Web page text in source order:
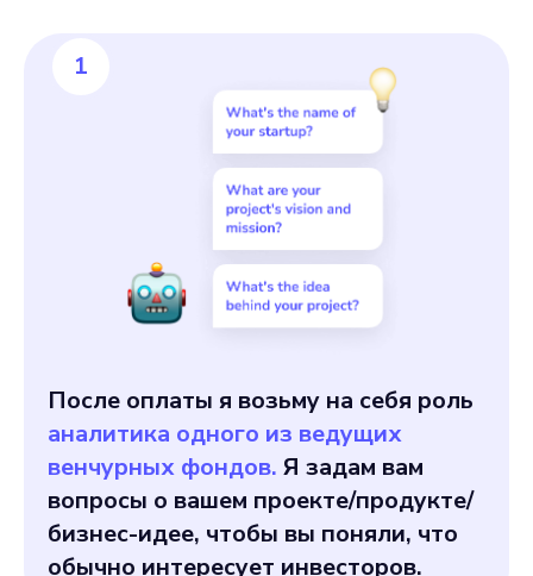
После оплаты я возьму на себя роль
аналитика одного из ведущих
венчурных фондов. Я задам вам
вопросы о вашем проекте/продукте/
бизнес-идее, чтобы вы поняли, что
обычно интересует инвесторов.
1